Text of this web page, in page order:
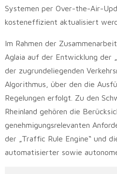
Systemen per Over-the-Air-
kosteneffizient aktualisiert
Im Rahmen der
Aglaia auf der Entwicklung der
der zugrundeliegenden
Algorithmus, über den die
Regelungen erfolgt. Zu den
Rheinland gehören die
genehmigungsrelevanten
der „Traffic Rule Engine“ und
automatisierter sowie